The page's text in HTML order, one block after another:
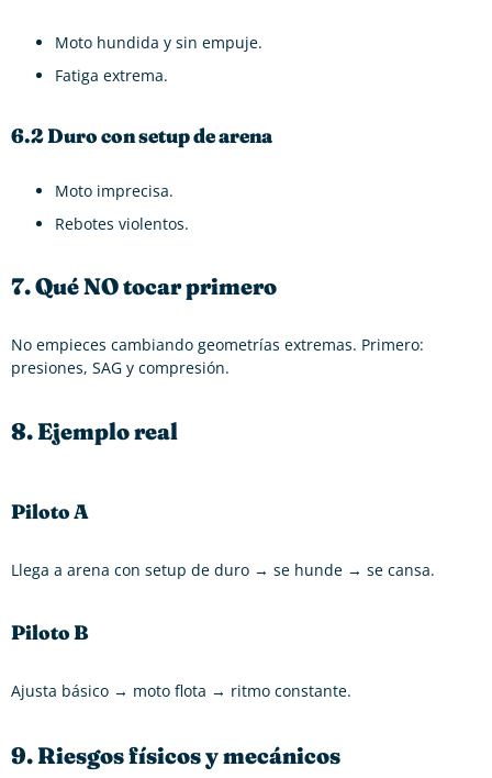
Moto hundida y sin empuje.
Fatiga extrema.
6.2 Duro con setup de arena
Moto imprecisa.
Rebotes violentos.
7. Qué NO tocar primero
No empieces cambiando geometrías extremas. Primero:
presiones, SAG y compresión.
8. Ejemplo real
Piloto A
Llega a arena con setup de duro → se hunde → se cansa.
Piloto B
Ajusta básico → moto flota → ritmo constante.
9. Riesgos físicos y mecánicos